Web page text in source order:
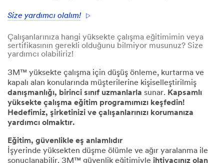
Size yardımcı olalım!
Çalışanlarınıza hangi yüksekte çalışma eğitimimin veya
sertifikasının gerekli olduğunu bilmiyor musunuz? Size
yardımcı olabiliriz!
3M™ yüksekte çalışma için düşüş önleme, kurtarma ve
kapalı alan konularında müşterilerine kişiselleştirilmiş
danışmanlığı, birinci sınıf uzmanlarla sunar. Kapsamlı
yüksekte çalışma eğitim programımızı keşfedin!
Hedefimiz, şirketinizi ve çalışanlarınızı korumanıza
yardımcı olmaktır.
Eğitim, güvenlikle eş anlamlıdır
İşyerinde yüksekten düşme ölümle ve ağır yaralanma ile
sonuçlanabilir. 3M™ güvenlik eğitimiyle ihtiyacınız olan